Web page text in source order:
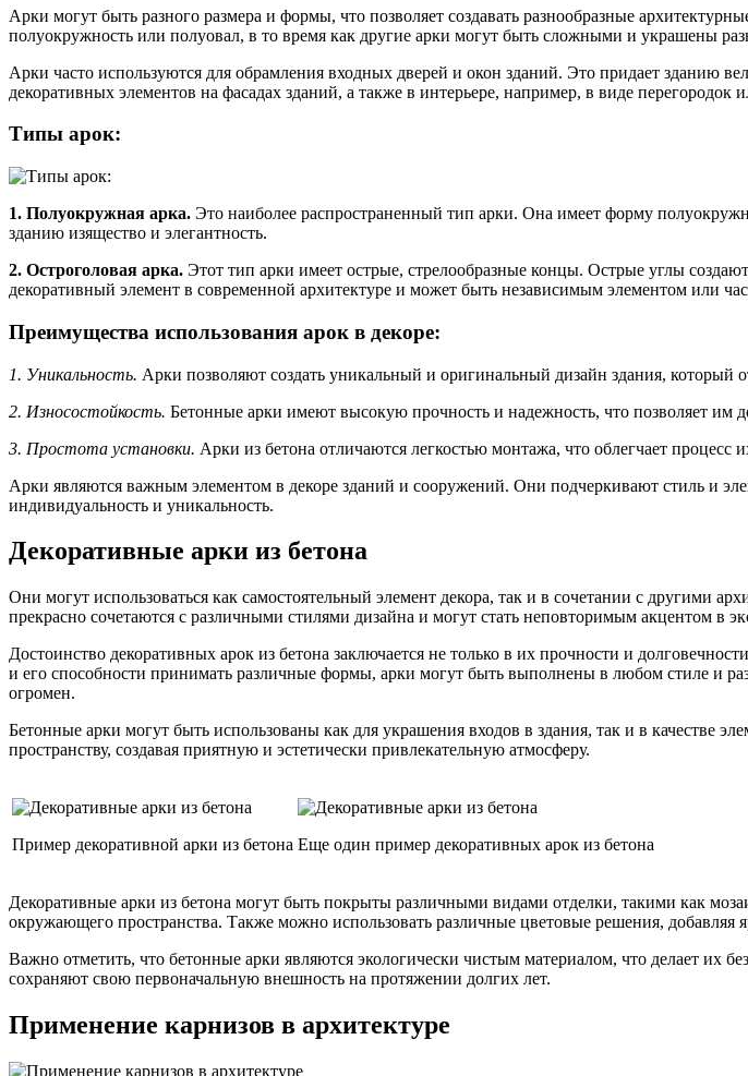
Арки могут быть разного размера и формы, что позволяет создавать разнообразные
полуокружность или полуовал, в то время как другие арки могут быть сложными и украшены
Арки часто используются для обрамления входных дверей и окон зданий. Это придает зданию
декоративных элементов на фасадах зданий, а также в интерьере, например, в виде перегородок
Типы арок:
1. Полуокружная арка. Это наиболее распространенный тип арки. Она имеет форму
зданию изящество и элегантность.
2. Остроголовая арка. Этот тип арки имеет острые, стрелообразные концы. Острые углы
декоративный элемент в современной архитектуре и может быть независимым элементом или
Преимущества использования арок в декоре:
1. Уникальность. Арки позволяют создать уникальный и оригинальный дизайн здания, который
2. Износостойкость. Бетонные арки имеют высокую прочность и надежность, что позволяет им
3. Простота установки. Арки из бетона отличаются легкостью монтажа, что облегчает процесс
Арки являются важным элементом в декоре зданий и сооружений. Они подчеркивают стиль и
индивидуальность и уникальность.
Декоративные арки из бетона
Они могут использоваться как самостоятельный элемент декора, так и в сочетании с другими
прекрасно сочетаются с различными стилями дизайна и могут стать неповторимым акцентом в
Достоинство декоративных арок из бетона заключается не только в их прочности и
и его способности принимать различные формы, арки могут быть выполнены в любом стиле и
огромен.
Бетонные арки могут быть использованы как для украшения входов в здания, так и в качестве
пространству, создавая приятную и эстетически привлекательную атмосферу.
Пример декоративной арки из бетона Еще один пример декоративных арок из бетона
Декоративные арки из бетона могут быть покрыты различными видами отделки, такими как
окружающего пространства. Также можно использовать различные цветовые решения, добавляя
Важно отметить, что бетонные арки являются экологически чистым материалом, что делает их
сохраняют свою первоначальную внешность на протяжении долгих лет.
Применение карнизов в архитектуре